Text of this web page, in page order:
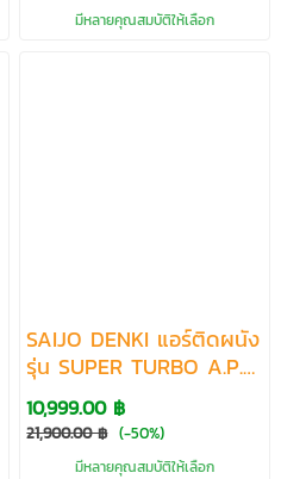
มีหลายคุณสมบัติให้เลือก
SAIJO DENKI แอร์ติดผนัง
รุ่น SUPER TURBO A.P.S.
R32 ขนาด 9563-25498
BTU
10,999.00 ฿
21,900.00 ฿ (-50%)
มีหลายคุณสมบัติให้เลือก